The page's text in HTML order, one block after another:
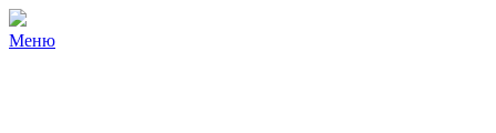
Меню